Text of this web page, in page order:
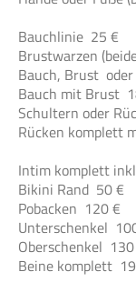
Bauchlinie 25 €
Brustwarzen
Bauch, Brust
Bauch mit Brust
Schultern oder
Rücken komplett
Intim komplett
Bikini Rand 50 €
Pobacken 120 €
Unterschenkel
Oberschenkel
Beine komplett